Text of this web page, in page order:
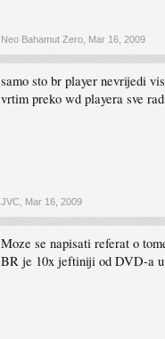
Neo Bahamut Zero Mar 16, 2009
samo sto br player nevrijedi
vrtim preko wd playera sve
JVC Mar 16, 2009
Moze se napisati referat o
BR je 10x jeftiniji od DVD-a u